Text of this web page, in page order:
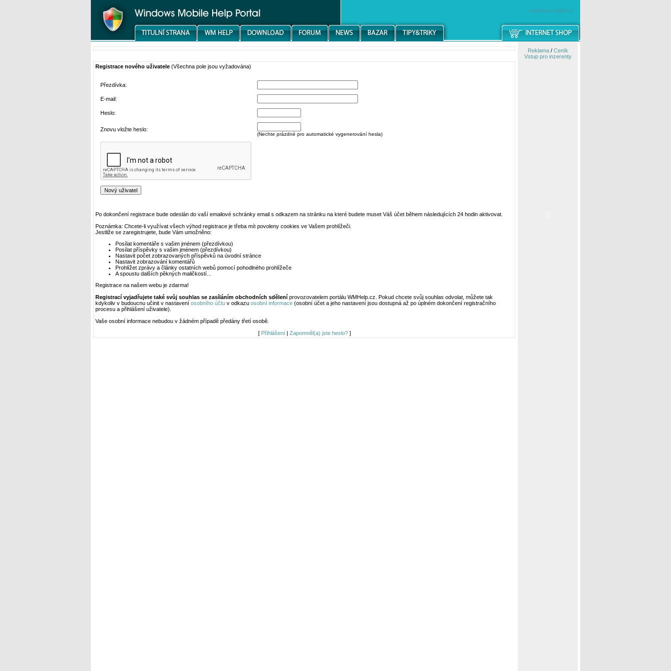
windowsmobile.cz
Registrace nového uživatele (Všechna pole jsou vyžadována)
Přezdívka:
E-mail:
Heslo:
Znovu vložte heslo:
(Nechte prázdné pro automatické vygenerování hesla)
Po dokončení registrace bude odeslán do vaší emailové schránky email s odkazem na stránku na které budete muset Váš účet během následujících 24 hodin aktivovat.
Poznámka: Chcete-li využívat všech výhod registrace je třeba mít povoleny cookies ve Vašem prohlížeči.
Jestliže se zaregistrujete, bude Vám umožněno:
Posílat komentáře s vašim jménem (přezdívkou)
Posílat příspěvky s vašim jménem (přezdívkou)
Nastavit počet zobrazovaných příspěvků na úvodní stránce
Nastavit zobrazování komentářů
Prohlížet zprávy a články ostatních webů pomocí pohodlného prohlížeče
A spoustu dalších pěkných maličkostí...
Registrace na našem webu je zdarma!
Registrací vyjadřujete také svůj souhlas se zasíláním obchodních sdělení provozovatelem portálu WMHelp.cz. Pokud chcete svůj souhlas odvolat, můžete tak
kdykoliv v budoucnu učinit v nastavení osobního účtu v odkazu osobní informace (osobní účet a jeho nastavení jsou dostupná až po úplném dokončení registračního
procesu a přihlášení uživatele).
Vaše osobní informace nebudou v žádném případě předány třetí osobě.
[ Přihlášení| Zapomněl(a) jste heslo?]
Reklama/ Ceník
Vstup pro inzerenty